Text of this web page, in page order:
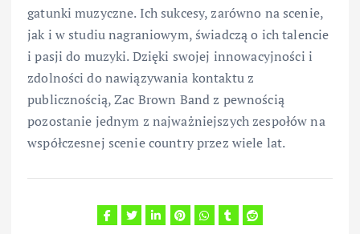
gatunki muzyczne. Ich sukcesy, zarówno na scenie,
jak i w studiu nagraniowym, świadczą o ich talencie
i pasji do muzyki. Dzięki swojej innowacyjności i
zdolności do nawiązywania kontaktu z
publicznością, Zac Brown Band z pewnością
pozostanie jednym z najważniejszych zespołów na
współczesnej scenie country przez wiele lat.